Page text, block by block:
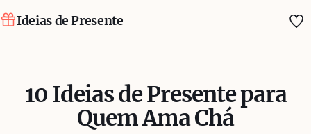
Ideias de Presente
10 Ideias de Presente para
Quem Ama Chá